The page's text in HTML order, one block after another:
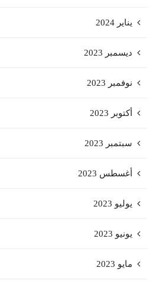
يناير 2024
ديسمبر 2023
نوفمبر 2023
أكتوبر 2023
سبتمبر 2023
أغسطس 2023
يوليو 2023
يونيو 2023
مايو 2023